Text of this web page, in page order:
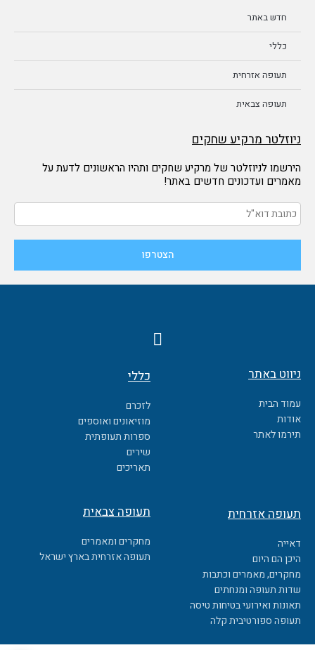
חדש באתר
כללי
תעופה אזרחית
תעופה צבאית
ניוזלטר מרקיע שחקים
הירשמו לניוזלטר של מרקיע שחקים ותהיו הראשונים לדעת על
מאמרים ועדכונים חדשים באתר!
F
a
e
b
o
o
k
ניווט באתר
עמוד הבית
אודות
תירמו לאתר
כללי
לזכרם
מוזיאונים ואוספים
ספרות תעופתית
שירים
תאריכים
תעופה אזרחית
דאייה
היכן הם היום
מחקרים, מאמרים וכתבות
שדות תעופה ומנחתים
תאונות ואירועי בטיחות טיסה
תעופה ספורטיבית קלה
תעופה צבאית
מחקרים ומאמרים
תעופה אזרחית בארץ ישראל